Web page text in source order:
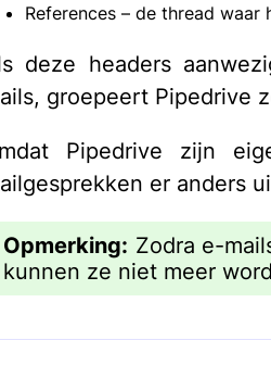
References – de thread
deze headers
groepeert Pipedrive
Pipedrive zijn
er anders
Opmerking: Zodra e-
kunnen ze niet meer